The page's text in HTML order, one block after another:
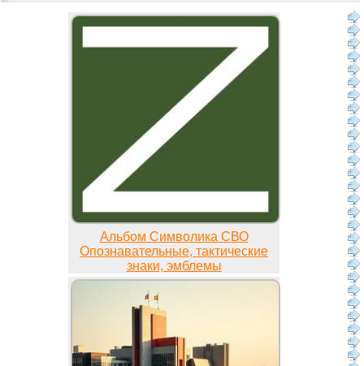
Альбом Символика СВО
Опознавательные, тактические
знаки, эмблемы